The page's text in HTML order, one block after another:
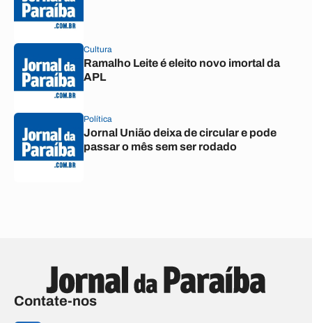
Cultura
Ramalho Leite é eleito novo imortal da
APL
Política
Jornal União deixa de circular e pode
passar o mês sem ser rodado
Contate-nos